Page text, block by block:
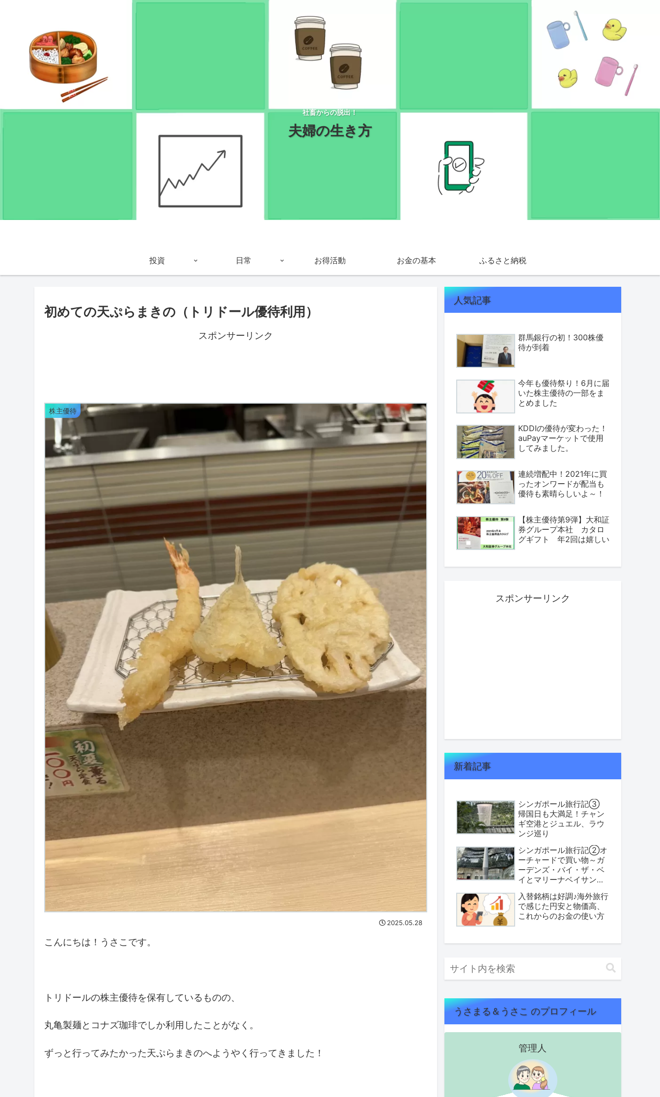
社畜からの脱出！
夫婦の生き方
投資 日常 お得活動 お金の基本 ふるさと納税
初めての天ぷらまきの（トリドール優待利用）
スポンサーリンク
株主優待
2025.05.28
こんにちは！うさこです。
トリドールの株主優待を保有しているものの、
丸亀製麺とコナズ珈琲でしか利用したことがなく。
ずっと行ってみたかった天ぷらまきのへようやく行ってきました！
人気記事
群馬銀行の初！300株優
待が到着
今年も優待祭り！6月に届
いた株主優待の一部をま
とめました
KDDIの優待が変わった！
auPayマーケットで使用
してみました。
連続増配中！2021年に買
ったオンワードが配当も
優待も素晴らしいよ～！
【株主優待第9弾】大和証
券グループ本社 カタロ
グギフト 年2回は嬉しい
スポンサーリンク
新着記事
シンガポール旅行記③
帰国日も大満足！チャン
ギ空港とジュエル、ラウ
ンジ巡り
シンガポール旅行記②オ
ーチャードで買い物～ガ
ーデンズ・バイ・ザ・ベ
イとマリーナベイサンズ
入替銘柄は好調♪海外旅行
で感じた円安と物価高、
これからのお金の使い方
うさまる＆うさこ のプロフィール
管理人